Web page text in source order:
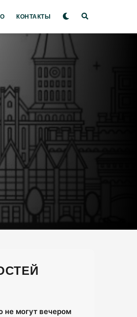
КОНТАКТЫ
не могут вечером